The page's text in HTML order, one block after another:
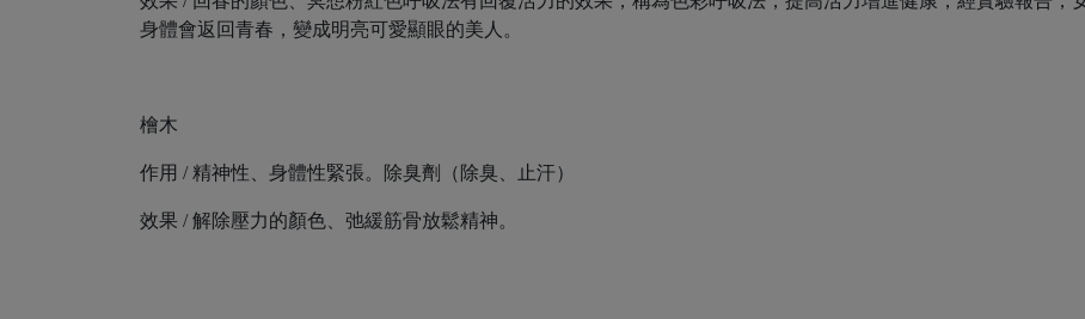
身體會返回青春，變成明亮可愛顯眼的美人。
檜木
作用 / 精神性、身體性緊張。除臭劑（除臭、止汗）
效果 / 解除壓力的顏色、弛緩筋骨放鬆精神。